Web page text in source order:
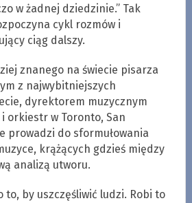
w żadnej dziedzinie.” Tak
cykl rozmów i
ciąg dalszy.
znanego na świecie pisarza
z najwybitniejszych
dyrektorem muzycznym
orkiestr w Toronto, San
prowadzi do sformułowania
krążących gdzieś między
analizą utworu.
to, by uszczęśliwić ludzi. Robi to